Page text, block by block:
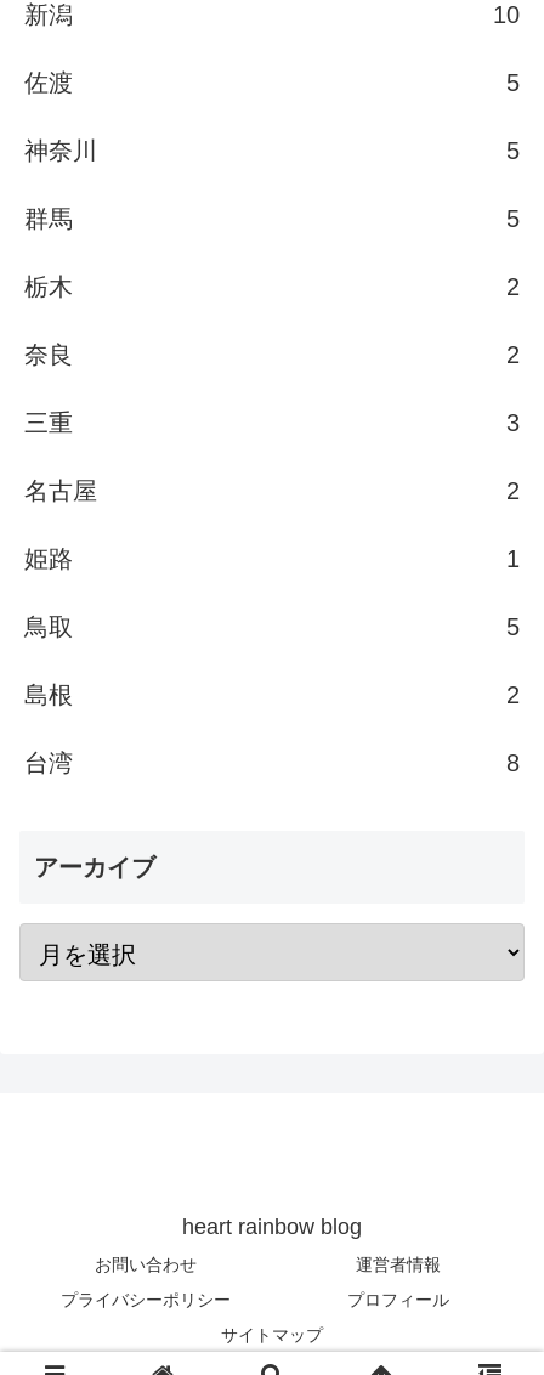
新潟 10
佐渡 5
神奈川 5
群馬 5
栃木 2
奈良 2
三重 3
名古屋 2
姫路 1
鳥取 5
島根 2
台湾 8
アーカイブ
heart rainbow blog
お問い合わせ
運営者情報
プライバシーポリシー
プロフィール
サイトマップ